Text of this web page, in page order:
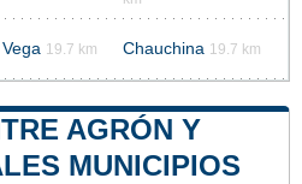
19.7 km Chauchina 19.7 km
AGRÓN Y
MUNICIPIOS